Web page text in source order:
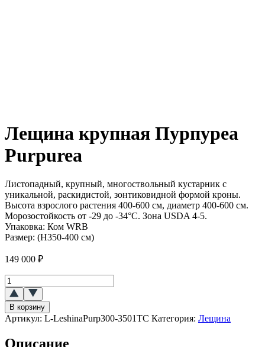
Лещина крупная Пурпуреа
Purpurea
Листопадный, крупный, многоствольный кустарник с
уникальной, раскидистой, зонтиковидной формой кроны.
Высота взрослого растения 400-600 см, диаметр 400-600 см.
Морозостойкость от -29 до -34°C. Зона USDA 4-5.
Упаковка: Ком WRB
Размер: (Н350-400 см)
149 000 ₽
Количество
товара
Лещина
крупная
Пурпуреа
В корзину
Артикул: L-LeshinaPurp300-3501ТС Категория: Лещина
Описание